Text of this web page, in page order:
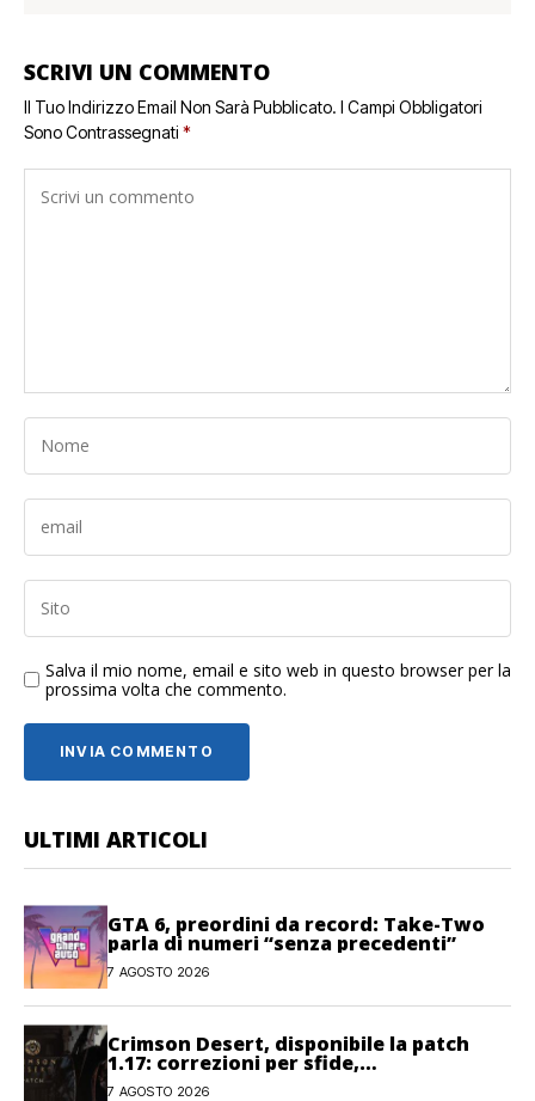
SCRIVI UN COMMENTO
Il Tuo Indirizzo Email Non Sarà Pubblicato. I Campi Obbligatori
Sono Contrassegnati *
Salva il mio nome, email e sito web in questo browser per la
prossima volta che commento.
ULTIMI ARTICOLI
GTA 6, preordini da record: Take-Two
parla di numeri “senza precedenti”
7 AGOSTO 2026
Crimson Desert, disponibile la patch
1.17: correzioni per sfide,
combattimento e interfaccia
7 AGOSTO 2026